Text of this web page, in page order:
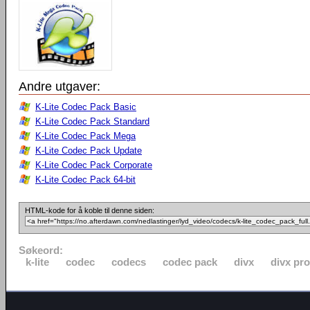
Andre utgaver:
K-Lite Codec Pack Basic
K-Lite Codec Pack Standard
K-Lite Codec Pack Mega
K-Lite Codec Pack Update
K-Lite Codec Pack Corporate
K-Lite Codec Pack 64-bit
HTML-kode for å koble til denne siden:
Søkeord:
k-lite
codec codecs codec pack divx divx pro